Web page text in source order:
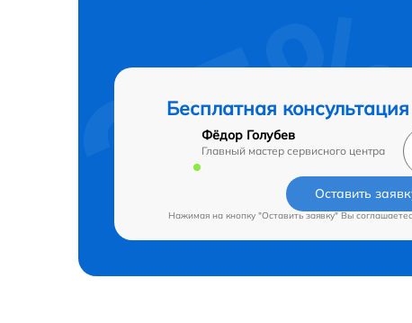
Бесплатная
Фёдор Голубев
Главный мастер сервисного центра
Оставить
Нажимая на кнопку "Оставить заявку" Вы